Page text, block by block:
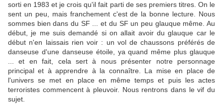
sorti en 1983 et je crois qu'il fait parti de ses premiers titres. On le
sent un peu, mais franchement c'est de la bonne lecture. Nous
sommes bien dans du SF ... et du SF un peu glauque même. Au
début, je me suis demandé si on allait avoir du glauque car le
début n'en laissais rien voir : un vol de chaussons préférés de
danseuse d'une danseuse étoile, ya quand même plus glauque
... et en fait, cela sert à nous présenter notre personnage
principal et à apprendre à la connaître. La mise en place de
l'univers se met en place en même temps et puis les actes
terroristes commencent à pleuvoir. Nous rentrons dans le vif du
sujet.